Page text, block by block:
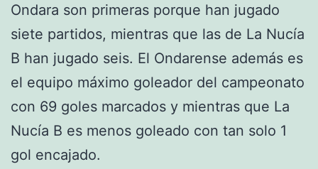
Ondara son primeras porque han jugado
siete partidos, mientras que las de La Nucía
B han jugado seis. El Ondarense además es
el equipo máximo goleador del campeonato
con 69 goles marcados y mientras que La
Nucía B es menos goleado con tan solo 1
gol encajado.